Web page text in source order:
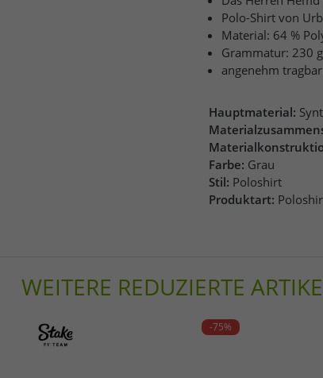
Polo-Shirt von
Material: 64 %
Grammatur: 230
angenehm
Hauptmaterial:
Farbe: Grau
Stil: Poloshirt
Produktart:
WEITERE REDUZIERTE
-75%